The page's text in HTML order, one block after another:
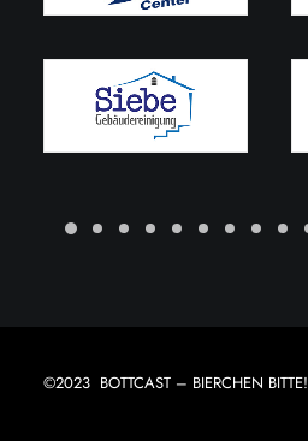
©2023 BOTTCAST – BIERCHEN BITTE!